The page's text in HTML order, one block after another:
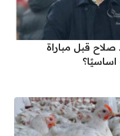
قبل مباراة